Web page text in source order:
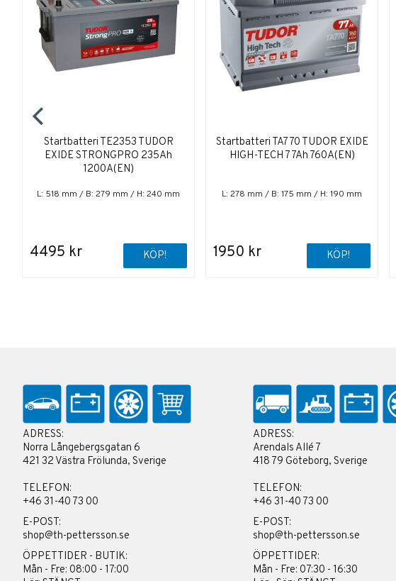
Startbatteri TE2353 TUDOR
EXIDE STRONGPRO 235Ah
1200A(EN)
L: 518 mm / B: 279 mm / H: 240 mm
4495 kr KÖP!
Startbatteri TA770 TUDOR EXIDE
HIGH-TECH 77Ah 760A(EN)
L: 278 mm / B: 175 mm / H: 190 mm
1950 kr KÖP!
ADRESS:
Norra Långebergsgatan 6
421 32 Västra Frölunda, Sverige
TELEFON:
+46 31-40 73 00
E-POST:
shop@th-pettersson.se
ÖPPETTIDER - BUTIK:
Mån - Fre: 08:00 - 17:00
ADRESS:
Arendals Allé 7
418 79 Göteborg, Sverige
TELEFON:
+46 31-40 73 00
E-POST:
shop@th-pettersson.se
ÖPPETTIDER:
Mån - Fre: 07:30 - 16:30